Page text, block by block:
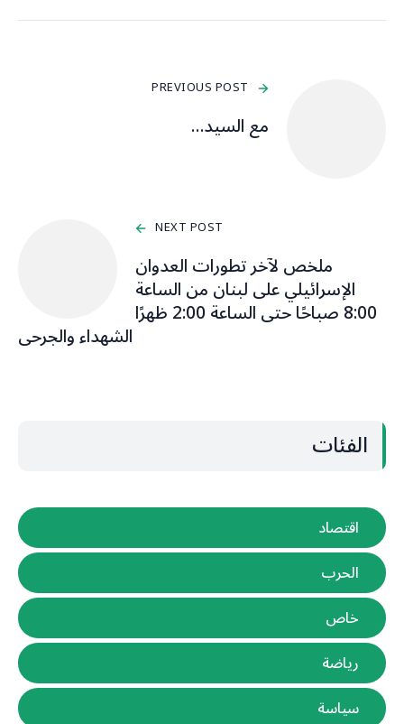
PREVIOUS POST
مع السيد…
NEXT POST
ملخص لآخر تطورات العدوان
الإسرائيلي على لبنان من الساعة
8:00 صباحًا حتى الساعة 2:00 ظهرًا
الشهداء والجرحى
الفئات
اقتصاد
الحرب
خاص
رياضة
سياسة